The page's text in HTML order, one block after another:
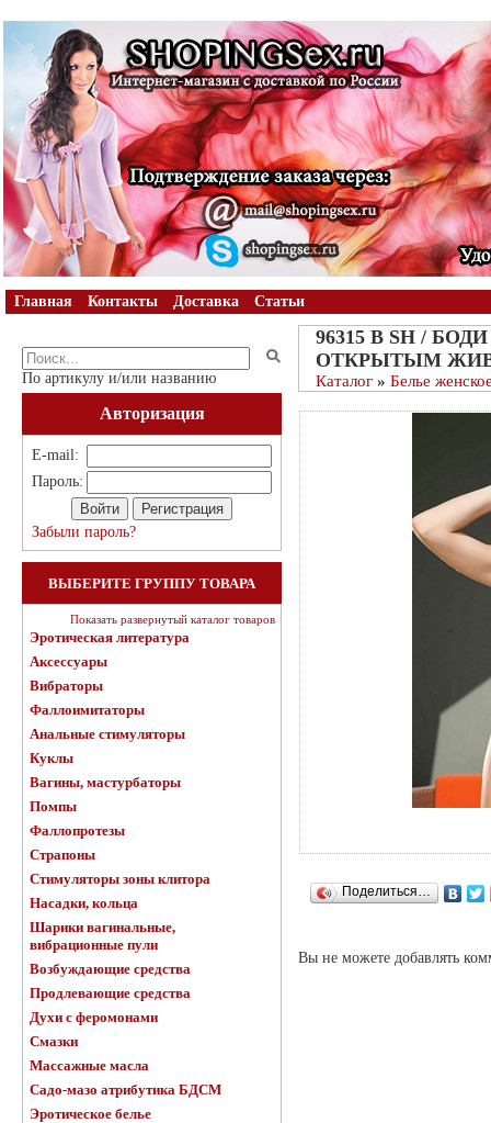
Главная Контакты Доставка Статьи
По артикулу и/или названию
Авторизация
E-mail:
Пароль:
Забыли пароль?
ВЫБЕРИТЕ ГРУППУ ТОВАРА
Показать развернутый каталог товаров
Эротическая литература
Аксессуары
Вибраторы
Фаллоимитаторы
Анальные стимуляторы
Куклы
Вагины, мастурбаторы
Помпы
Фаллопротезы
Страпоны
Стимуляторы зоны клитора
Насадки, кольца
Шарики вагинальные,
вибрационные пули
Возбуждающие средства
Продлевающие средства
Духи с феромонами
Смазки
Массажные масла
Садо-мазо атрибутика БДСМ
Эротическое белье
96315 B SH /
ОТКРЫТЫМ
Каталог » Белье
Поделиться…
Вы не можете добавлять